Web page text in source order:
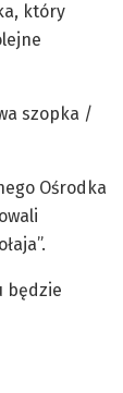
który
Ośrodka
będzie